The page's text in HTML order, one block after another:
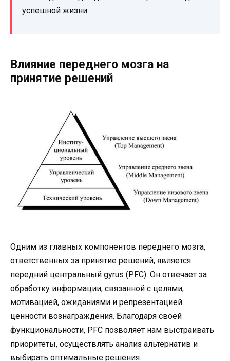
успешной жизни.
Влияние переднего мозга на
принятие решений
Одним из главных компонентов переднего мозга,
ответственных за принятие решений, является
передний центральный gyrus (PFC). Он отвечает за
обработку информации, связанной с целями,
мотивацией, ожиданиями и репрезентацией
ценности вознаграждения. Благодаря своей
функциональности, PFC позволяет нам выстраивать
приоритеты, осуществлять анализ альтернатив и
выбирать оптимальные решения.